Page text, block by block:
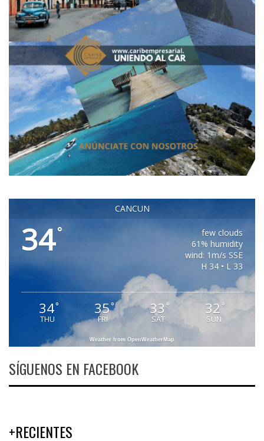
CANCUN
34°
few clouds
61% humidity
wind: 1m/s SSE
H 34 • L 33
34°
THU
35°
FRI
33 °
SAT
32 °
SUN
Weather from OpenWeatherMap
SÍGUENOS EN FACEBOOK
+RECIENTES